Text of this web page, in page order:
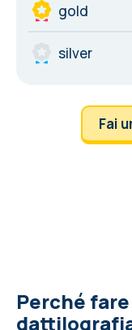
gold
silver
Fai
Perché